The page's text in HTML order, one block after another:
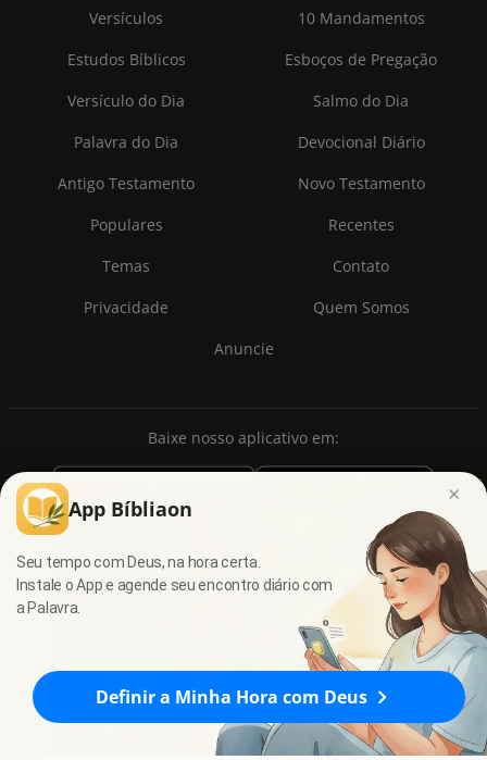
Zacarias 8
Versículos
10 Mandamentos
Estudos Bíblicos
Esboços de Pregação
Versículo do Dia
Salmo do Dia
Palavra do Dia
Devocional Diário
Antigo Testamento
Novo Testamento
Populares
Recentes
Temas
Contato
Privacidade
Quem Somos
Anuncie
Baixe nosso aplicativo em:
×
App Bíbliaon
Seu tempo com Deus, na hora certa.
Instale o App e agende seu encontro diário com
a Palavra.
Definir a Minha Hora com Deus